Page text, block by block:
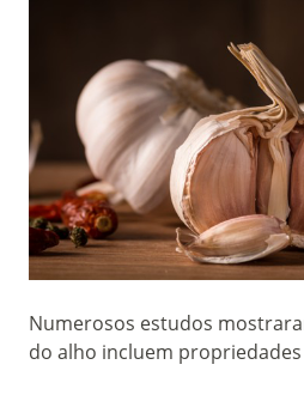
Numerosos estudos
do alho incluem